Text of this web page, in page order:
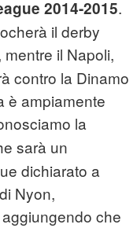
2014-2015.
il derby
mentre il Napoli,
contro la Dinamo
è ampiamente
la
sarà un
dichiarato a
Nyon,
aggiungendo che